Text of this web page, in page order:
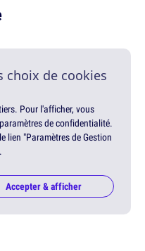
choix de cookies
Pour l'afficher, vous
de confidentialité.
lien "Paramètres de Gestion
Accepter & afficher